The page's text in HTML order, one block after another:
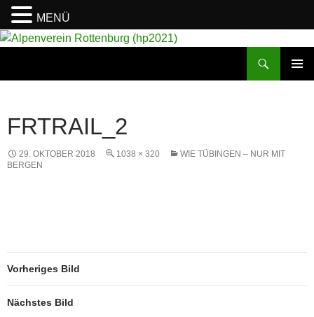
FRTRAIL_2
29. OKTOBER 2018 1038 × 320
WIE TÜBINGEN – NUR MIT
BERGEN
Vorheriges Bild
Nächstes Bild
MENÜ